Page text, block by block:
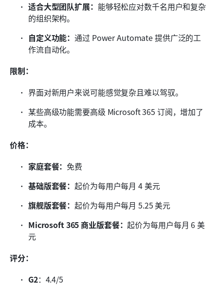
适合大型团队扩展： 能够轻松应对数千名用户和复杂
的组织架构。
自定义功能：通过 Power Automate 提供广泛的工
作流自动化。
限制：
界面对新用户来说可能感觉复杂且难以驾驭。
某些高级功能需要高级 Microsoft 365 订阅，增加了
成本。
价格：
家庭套餐： 免费
基础版套餐：起价为每用户每月 4 美元
旗舰版套餐：起价为每用户每月 5.25 美元
Microsoft 365 商业版套餐：起价为每用户每月 6 美
元
评分：
G2：4.4/5